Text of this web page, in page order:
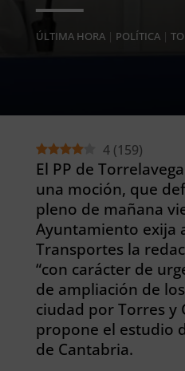
ÚLTIMA HORA| POLÍTICA|
4 (159)
El PP de
una moción, que
pleno de mañana
Ayuntamiento exija
Transportes la
“con carácter de
de ampliación de
ciudad por Torres y
propone el estudio
de Cantabria.